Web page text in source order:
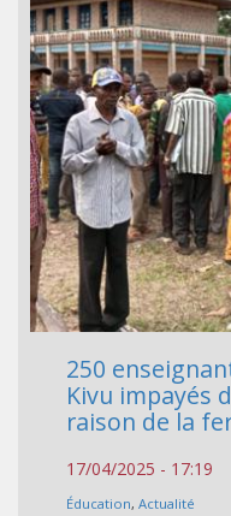
250
Kivu impayés
raison de la
17/04/2025 - 17:19
Éducation, Actualité